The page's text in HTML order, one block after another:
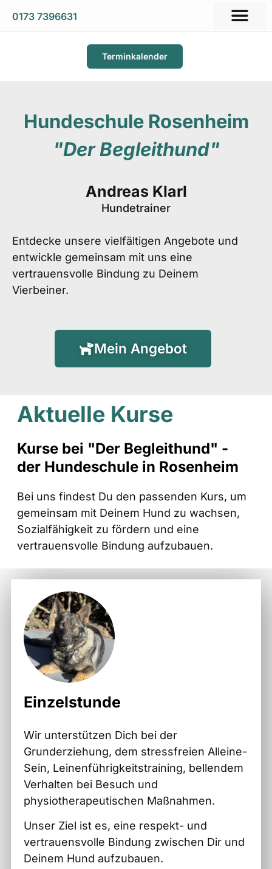
0173 7396631
Terminkalender
Hundeschule Rosenheim
"Der Begleithund"
Andreas Klarl
Hundetrainer
Entdecke unsere vielfältigen Angebote und
entwickle gemeinsam mit uns eine
vertrauensvolle Bindung zu Deinem
Vierbeiner.
Mein Angebot
Aktuelle Kurse
Kurse bei "Der Begleithund" -
der Hundeschule in Rosenheim
Bei uns findest Du den passenden Kurs, um
gemeinsam mit Deinem Hund zu wachsen,
Sozialfähigkeit zu fördern und eine
vertrauensvolle Bindung aufzubauen.
Einzelstunde
Wir unterstützen Dich bei der
Grunderziehung, dem stressfreien Alleine-
Sein, Leinenführigkeitstraining, bellendem
Verhalten bei Besuch und
physiotherapeutischen Maßnahmen.
Unser Ziel ist es, eine respekt- und
vertrauensvolle Bindung zwischen Dir und
Deinem Hund aufzubauen.